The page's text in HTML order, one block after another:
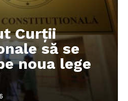
Curții
să se
noua lege